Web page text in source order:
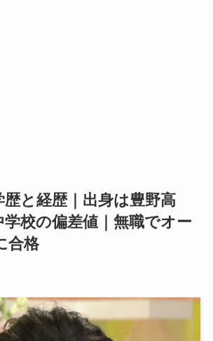
と経歴｜出身は豊野高
校の偏差値｜無職でオー
合格